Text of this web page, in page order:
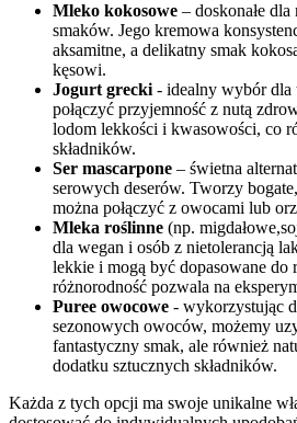
Mleko kokosowe – doskonałe
smaków.‍ Jego kremowa
aksamitne, a delikatny⁣ smak
kęsowi.
Jogurt grecki ⁤- ⁣idealny wybór dla
połączyć przyjemność z nutą
lodom lekkości ​i kwasowości, ⁤co
⁢składników.
Ser mascarpone – świetna
serowych⁣ deserów. Tworzy
można połączyć z ⁢owocami lub
Mleka roślinne ‌(np.⁢
dla wegan i osób​ z nietolerancją
lekkie i mogą być dopasowane do
różnorodność pozwala na
Puree owocowe ‍- wykorzystując
sezonowych owoców,⁤ możemy
fantastyczny smak, ale również
dodatku⁣ sztucznych⁢ składników.
Każda z tych opcji ma swoje unikalne